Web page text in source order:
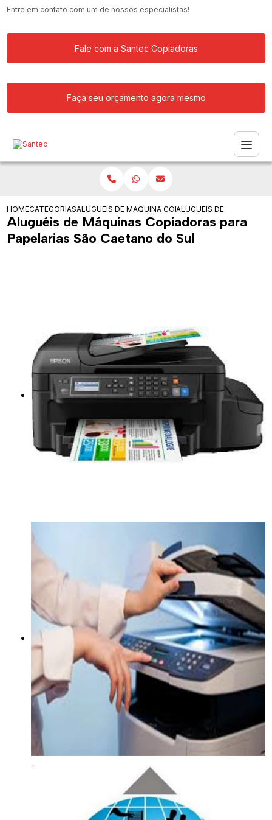
Entre em contato com um de nossos especialistas!
Fale com a Santec Copiadoras
Faça seu orçamento agora mesmo
HOMECATEGORIASALUGUEIS DE COPIADORASMAQUINA COPIADORA PROFISSIONAL
ALUGUEIS DE MAQUINAS
Aluguéis de Máquinas Copiadoras para
Papelarias São Caetano do Sul